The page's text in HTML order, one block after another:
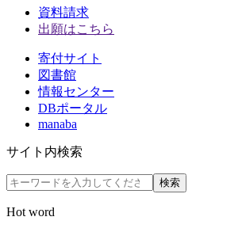
資料請求
出願はこちら
寄付サイト
図書館
情報センター
DBポータル
manaba
サイト内検索
検索
Hot word